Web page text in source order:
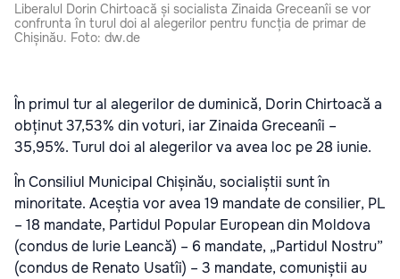
Liberalul Dorin Chirtoacă și socialista Zinaida Greceanîi se vor
confrunta în turul doi al alegerilor pentru funcția de primar de
Chișinău. Foto: dw.de
În primul tur al alegerilor de duminică, Dorin Chirtoacă a
obținut 37,53% din voturi, iar Zinaida Greceanîi –
35,95%. Turul doi al alegerilor va avea loc pe 28 iunie.
În Consiliul Municipal Chișinău, socialiștii sunt în
minoritate. Aceștia vor avea 19 mandate de consilier, PL
– 18 mandate, Partidul Popular European din Moldova
(condus de Iurie Leancă) – 6 mandate, „Partidul Nostru”
(condus de Renato Usatîi) – 3 mandate, comuniștii au